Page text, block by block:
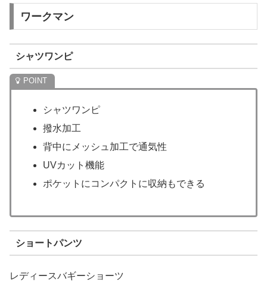
ワークマン
シャツワンピ
シャツワンピ
撥水加工
背中にメッシュ加工で通気性
UVカット機能
ポケットにコンパクトに収納もできる
ショートパンツ
レディースバギーショーツ